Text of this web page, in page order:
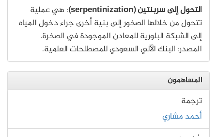
التحول إلى سربنتين (serpentinization)
: هي عملية
تتحول من خلالها الصخور إلى بنية أخرى جراء دخول المياه
إلى الشبكة البلورية للمعادن الموجودة في الصخرة.
المصدر: البنك الآلي السعودي للمصطلحات العلمية.
المساهمون
ترجمة
أحمد مشاري